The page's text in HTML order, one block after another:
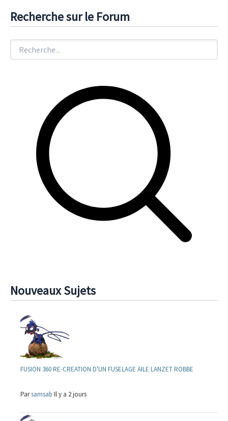
Recherche sur le Forum
Nouveaux Sujets
FUSION 360 RE-CREATION D'UN FUSELAGE AILE LANZET ROBBE
Parsamsab Il y a 2 jours